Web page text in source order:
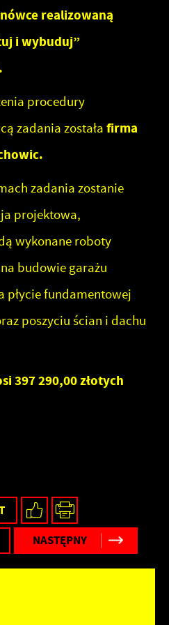
realizowaną
i wybuduj”
procedury
zadania została firma
zadania zostanie
projektowa,
wykonane roboty
budowie garażu
płycie fundamentowej
poszyciu ścian i dachu
397 290,00 złotych
NASTĘPNY
ocenę naszych serwisów
ich popularności wśród
informacje są przetwarzane
dostępność
prezentujemy Ci
na stronach naszych
do prezentowania Ci
analizy Twoich
dotyczących
podmiotów trzecich lub firm
oraz innych dostawców
pośredników
w postaci wiadomości, ofert,